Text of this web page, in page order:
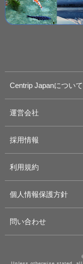
Centrip Japanについて
運営会社
採用情報
利用規約
個人情報保護方針
問い合わせ